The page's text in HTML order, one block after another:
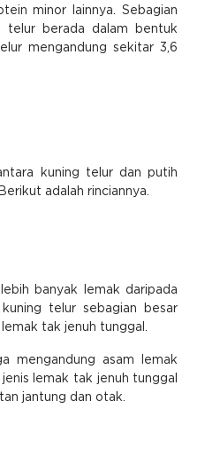
minor lainnya. Sebagian
telur berada dalam bentuk
mengandung sekitar 3,6
kuning telur dan putih
adalah rinciannya.
banyak lemak daripada
telur sebagian besar
tak jenuh tunggal.
mengandung asam lemak
lemak tak jenuh tunggal
jantung dan otak.